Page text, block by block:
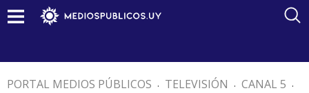
PORTAL MEDIOS PÚBLICOS . TELEVISIÓN . CANAL 5 .